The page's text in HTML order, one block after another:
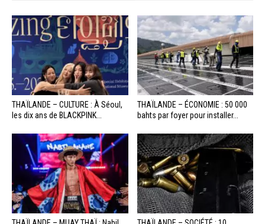
THAÏLANDE – CULTURE : À Séoul,
les dix ans de BLACKPINK...
THAÏLANDE – ÉCONOMIE : 50 000
bahts par foyer pour installer...